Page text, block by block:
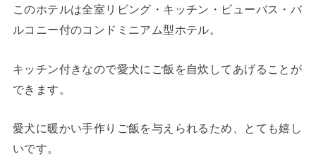
このホテルは全室リビング・キッチン・ビューバス・バ
ルコニー付のコンドミニアム型ホテル。
キッチン付きなので愛犬にご飯を自炊してあげることが
できます。
愛犬に暖かい手作りご飯を与えられるため、とても嬉し
いです。